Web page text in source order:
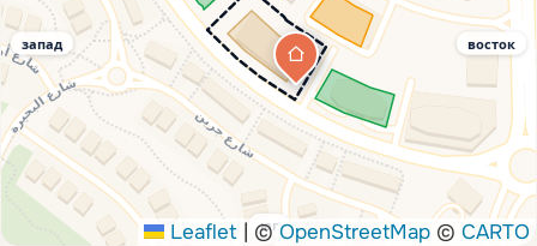
Leaflet | ©OpenStreetMap © CARTO
юг
восток
запад